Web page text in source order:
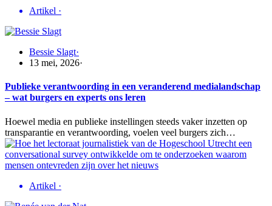
Artikel ·
Bessie Slagt·
13 mei, 2026·
Publieke verantwoording in een veranderend medialandschap
– wat burgers en experts ons leren
Hoewel media en publieke instellingen steeds vaker inzetten op
transparantie en verantwoording, voelen veel burgers zich…
Artikel ·